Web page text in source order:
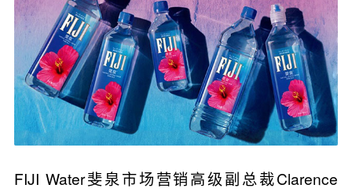
FIJI Water斐泉市场营销高级副总裁Clarence